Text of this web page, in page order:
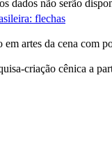
dados não serão
flechas
artes da cena com
criação cênica a